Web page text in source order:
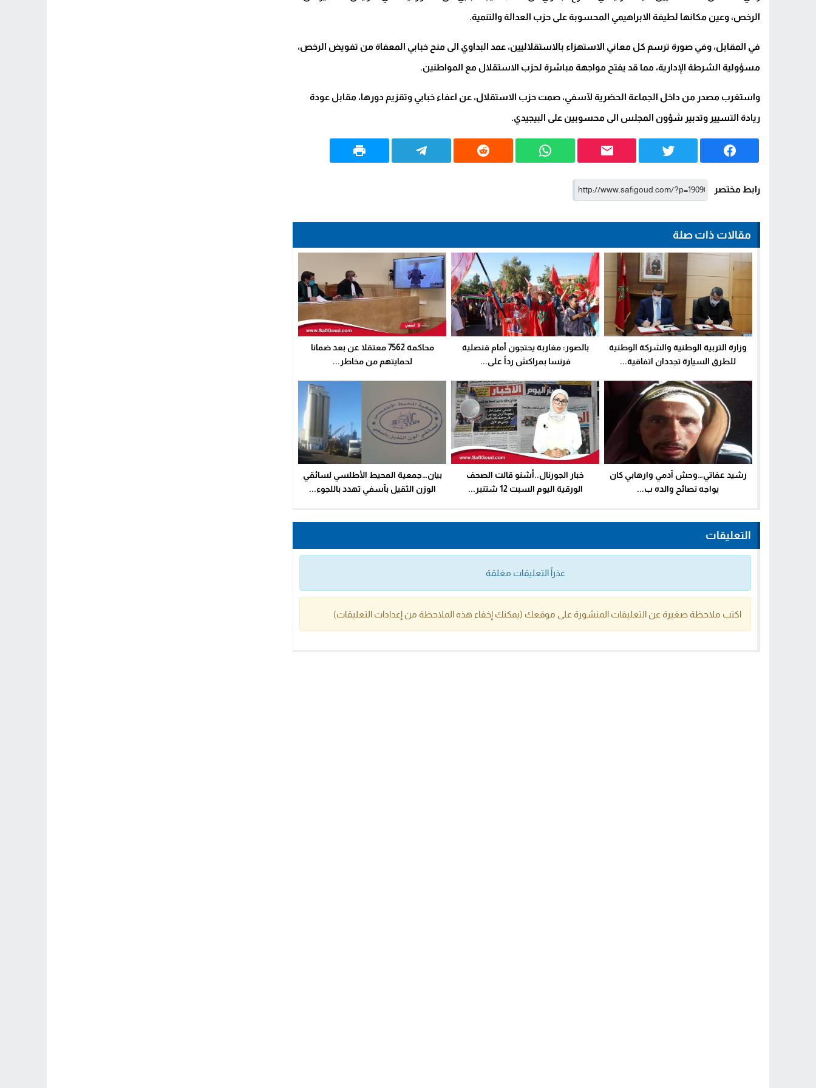
الرخص، وعين مكانها لطيفة الابراهيمي المحسوبة على حزب العدالة والتنمية.
في المقابل، وفي صورة ترسم كل معاني الاستهزاء بالاستقلاليين، عمد البداوي الى منح خبابي المعفاة من تفويض الرخص،
مسؤولية الشرطة الإدارية، مما قد يفتح مواجهة مباشرة لحزب الاستقلال مع المواطنين.
واستغرب مصدر من داخل الجماعة الحضرية لآسفي، صمت حزب الاستقلال، عن اعفاء خبابي وتقزيم دورها، مقابل عودة
ريادة التسيير وتدبير شؤون المجلس الى محسوبين على البيجيدي.
رابط مختصر
مقالات ذات صلة
وزارة التربية الوطنية والشركة الوطنية
للطرق السيارة تجددان اتفاقية...
بالصور: مغاربة يحتجون أمام قنصلية
فرنسا بمراكش رداً على...
محاكمة 7562 معتقلا عن بعد ضمانا
لحمايتهم من مخاطر...
رشيد عفاتي…وحش آدمي وارهابي كان
يواجه نصائح والده ب...
خبار الجورنال..أشنو قالت الصحف
الورقية اليوم السبت 12 شتنبر...
بيان…جمعية المحيط اﻷطلسي لسائقي
الوزن الثقيل بآسفي تهدد باللجوء...
التعليقات
عذراً التعليقات مغلقة
اكتب ملاحظة صغيرة عن التعليقات المنشورة على موقعك (يمكنك إخفاء هذه الملاحظة من إعدادات التعليقات)